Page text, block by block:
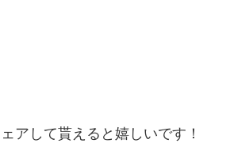
アして貰えると嬉しいです！